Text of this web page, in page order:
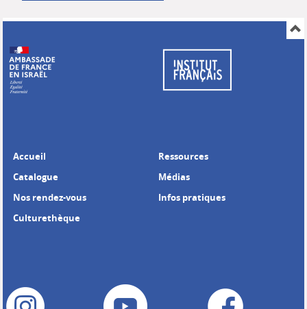
Accueil
Catalogue
Nos rendez-vous
Culturethèque
Ressources
Médias
Infos pratiques